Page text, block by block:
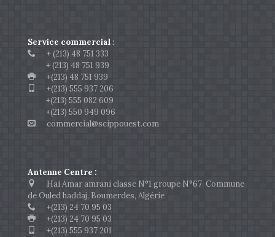
Service commercial:
+ (213) 48 751 333
+ (213) 48 751 939
+(213) 48 751 939
+(213) 555 937 206
+(213) 555 082 609
+(213) 550 949 096
commercial@scippouest.com
Antenne Centre :
Hai Amar amrani classe N°1 groupe N°67 Commune
de Ouled haddaj, Boumerdes, Algérie
+(213) 24 70 95 03
+(213) 24 70 95 03
+(213) 555 937 201